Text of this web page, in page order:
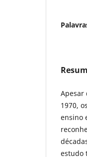
Apesar
1970,
ensino
estudo